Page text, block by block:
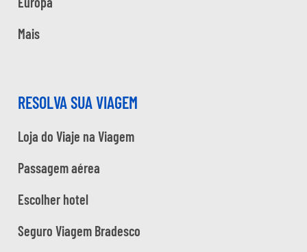
Mais
RESOLVA SUA VIAGEM
Loja do Viaje na Viagem
Passagem aérea
Escolher hotel
Seguro Viagem Bradesco